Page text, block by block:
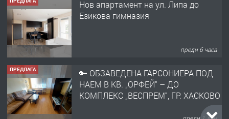
Нов апартамент на ул. Липа до
Езикова гимназия
преди 6 часа
ПРЕДЛАГА
🔑 ОБЗАВЕДЕНА ГАРСОНИЕРА ПОД
НАЕМ В КВ. „ОРФЕЙ“ – ДО
КОМПЛЕКС „ВЕСПРЕМ“, ГР. ХАСКОВО